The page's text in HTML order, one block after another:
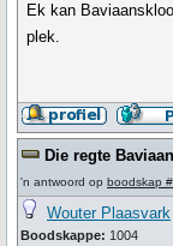
Ek kan
plek.
Die regte
'n antwoord op boodskap
Wouter Plaasvark
Boodskappe: 1004